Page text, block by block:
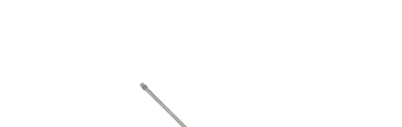
DOMÁCNOST A ZAHRADA